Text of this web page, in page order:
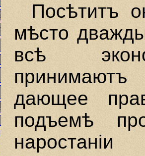
Посѣтитъ
мѣсто
всѣ
принимаютъ
дающее
подъемѣ